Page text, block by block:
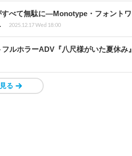
すべて無駄に―Monotype・フォントワ
2025.12.17 Wed 18:00
ルホラーADV『八尺様がいた夏休み』
る